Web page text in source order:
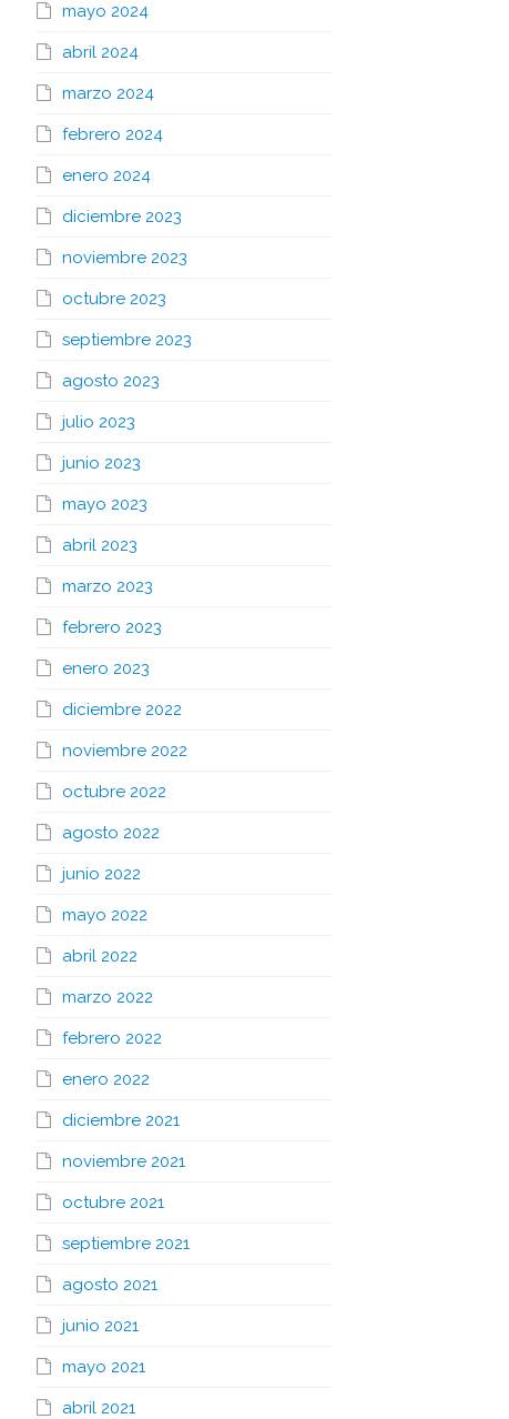
mayo 2024
abril 2024
marzo 2024
febrero 2024
enero 2024
diciembre 2023
noviembre 2023
octubre 2023
septiembre 2023
agosto 2023
julio 2023
junio 2023
mayo 2023
abril 2023
marzo 2023
febrero 2023
enero 2023
diciembre 2022
noviembre 2022
octubre 2022
agosto 2022
junio 2022
mayo 2022
abril 2022
marzo 2022
febrero 2022
enero 2022
diciembre 2021
noviembre 2021
octubre 2021
septiembre 2021
agosto 2021
junio 2021
mayo 2021
abril 2021